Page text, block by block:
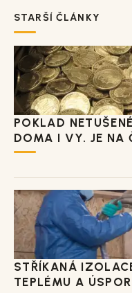
STARŠÍ ČLÁNKY
POKLAD
DOMA I VY. JE NA
STŘÍKANÁ
TEPLÉMU A